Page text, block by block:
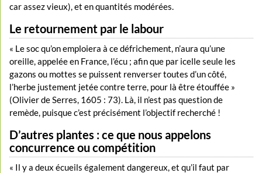
car assez vieux), et en quantités modérées.
Le retournement par le labour
« Le soc qu’on emploiera à ce défrichement, n’aura qu’une
oreille, appelée en France, l’écu ; afin que par icelle seule les
gazons ou mottes se puissent renverser toutes d’un côté,
l’herbe justement jetée contre terre, pour là être étouffée »
(Olivier de Serres, 1605 : 73). Là, il n’est pas question de
remède, puisque c’est précisément l’objectif recherché !
D’autres plantes : ce que nous appelons
concurrence ou compétition
« Il y a deux écueils également dangereux, et qu’il faut par